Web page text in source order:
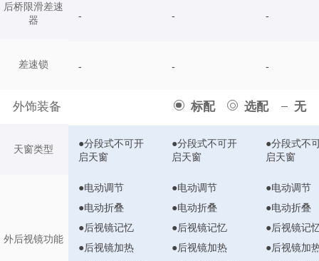
后桥限滑差速
器
差速锁
外饰装备 标配 选配 无
天窗类型
外后视镜功能
- - -
- - -
●分段式不可开
启天窗
●分段式不可开
启天窗
●分段式不
启天窗
●电动调节
●电动折叠
●后视镜记忆
●后视镜加热
●电动调节
●电动折叠
●后视镜记忆
●后视镜加热
●电动调节
●电动折叠
●后视镜记
●后视镜加